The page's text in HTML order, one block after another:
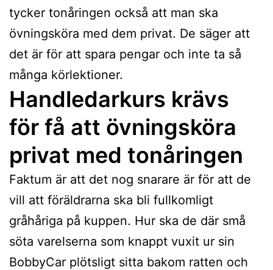
tycker tonåringen också att man ska
övningsköra med dem privat. De säger att
det är för att spara pengar och inte ta så
många körlektioner.
Handledarkurs krävs
för få att övningsköra
privat med tonåringen
Faktum är att det nog snarare är för att de
vill att föräldrarna ska bli fullkomligt
gråhåriga på kuppen. Hur ska de där små
söta varelserna som knappt vuxit ur sin
BobbyCar plötsligt sitta bakom ratten och